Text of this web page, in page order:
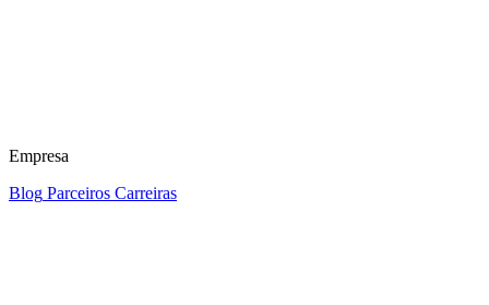
Empresa
Blog Parceiros Carreiras